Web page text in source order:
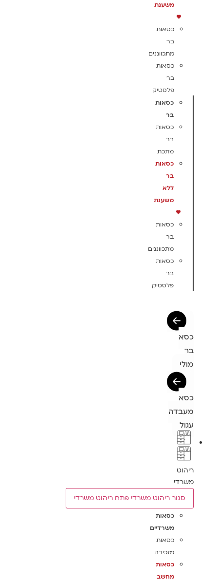
משענת
כסאות
בר
מתכווננים
כסאות
בר
פלסטיק
כסאות
בר
כסאות
בר
מתכת
כסאות
בר
ללא
משענת
כסאות
בר
מתכווננים
כסאות
בר
פלסטיק
כסא
בר
מולי
כסא
מעבדה
עגול
ריהוט
משרדי
סגור ריהוט משרדי פתח ריהוט משרדי
כסאות
משרדיים
כסאות
מזכירה
כסאות
מחשב